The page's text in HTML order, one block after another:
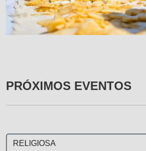
PRÓXIMOS EVENTOS